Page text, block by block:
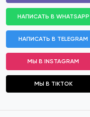
НАПИСАТЬ В WHATSAPP
НАПИСАТЬ В TELEGRAM
МЫ В INSTAGRAM
МЫ В TIKTOK